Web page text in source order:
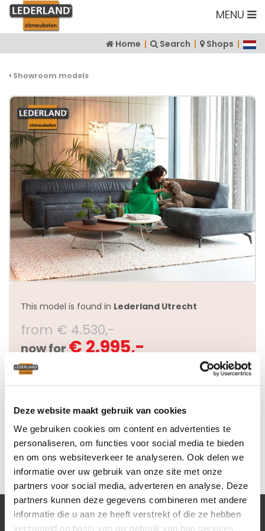
Deze website maakt gebruik van cookies
We gebruiken cookies om content en advertenties te
personaliseren, om functies voor social media te bieden
en om ons websiteverkeer te analyseren. Ook delen we
informatie over uw gebruik van onze site met onze
partners voor social media, adverteren en analyse. Deze
partners kunnen deze gegevens combineren met andere
informatie die u aan ze heeft verstrekt of die ze hebben
verzameld op basis van uw gebruik van hun services.
MENU
Home | Search | Shops |
Showroom models
This model is found in Lederland Utrecht
from € 4.530,-
now for€ 2.995,-
Questions about this model